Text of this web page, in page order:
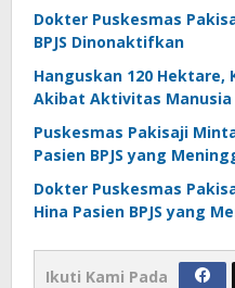
Dokter Puskesmas
BPJS Dinonaktifkan
Hanguskan 120 Hektare,
Akibat Aktivitas Manusia
Puskesmas Pakisaji
Pasien BPJS yang
Dokter Puskesmas
Hina Pasien BPJS yang
Ikuti Kami Pada